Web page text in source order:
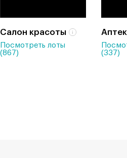
Салон красоты
Посмотреть лоты
(867)
(337)